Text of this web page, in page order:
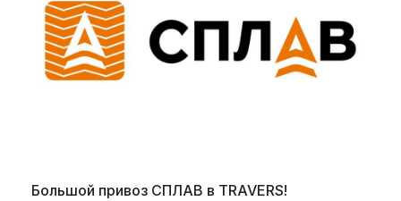
Большой привоз СПЛАВ в TRAVERS!